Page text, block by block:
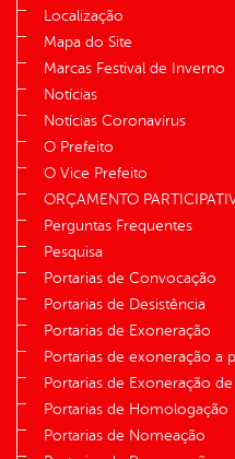
Localização
Mapa do Site
Marcas Festival de Inverno
Notícias
Notícias Coronavírus
O Prefeito
O Vice Prefeito
ORÇAMENTO
Perguntas Frequentes
Pesquisa
Portarias de Convocação
Portarias de Desistência
Portarias de Exoneração
Portarias de exoneração a
Portarias de Exoneração
Portarias de Homologação
Portarias de Nomeação